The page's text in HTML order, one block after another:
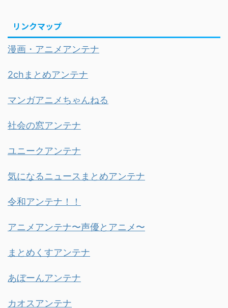
リンクマップ
漫画・アニメアンテナ
2chまとめアンテナ
マンガアニメちゃんねる
社会の窓アンテナ
ユニークアンテナ
気になるニュースまとめアンテナ
令和アンテナ！！
アニメアンテナ〜声優とアニメ〜
まとめくすアンテナ
あぼーんアンテナ
カオスアンテナ